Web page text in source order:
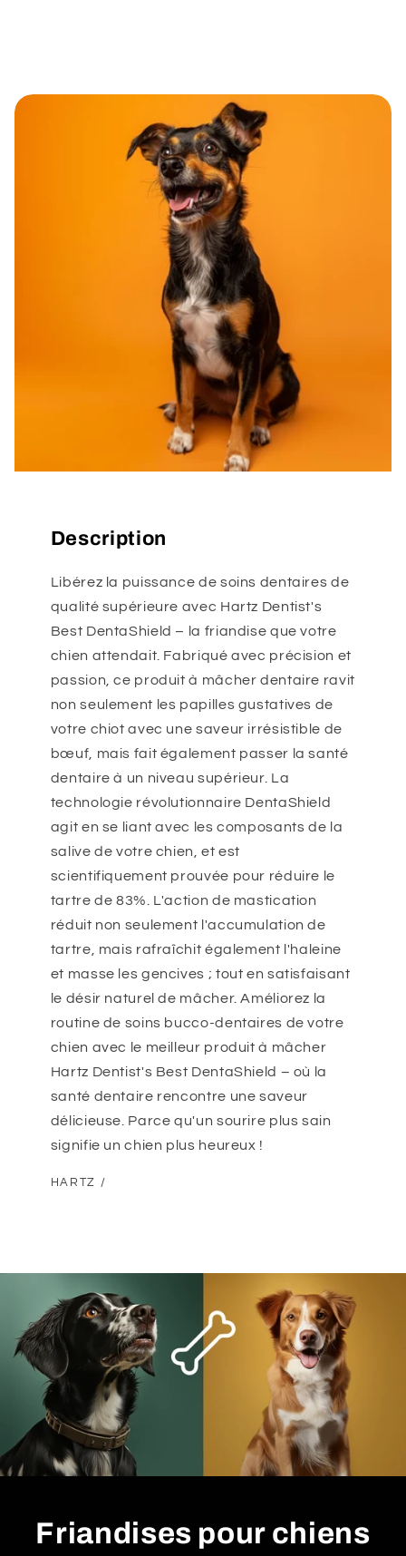
Description
Libérez la puissance de soins dentaires de
qualité supérieure avec Hartz Dentist's
Best DentaShield – la friandise que votre
chien attendait. Fabriqué avec précision et
passion, ce produit à mâcher dentaire ravit
non seulement les papilles gustatives de
votre chiot avec une saveur irrésistible de
bœuf, mais fait également passer la santé
dentaire à un niveau supérieur. La
technologie révolutionnaire DentaShield
agit en se liant avec les composants de la
salive de votre chien, et est
scientifiquement prouvée pour réduire le
tartre de 83%. L'action de mastication
réduit non seulement l'accumulation de
tartre, mais rafraîchit également l'haleine
et masse les gencives ; tout en satisfaisant
le désir naturel de mâcher. Améliorez la
routine de soins bucco-dentaires de votre
chien avec le meilleur produit à mâcher
Hartz Dentist's Best DentaShield – où la
santé dentaire rencontre une saveur
délicieuse. Parce qu'un sourire plus sain
signifie un chien plus heureux !
HARTZ /
Friandises pour chiens